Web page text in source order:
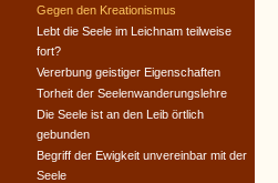
Gegen den Kreationismus
Lebt die Seele im Leichnam teilweise
fort?
Vererbung geistiger Eigenschaften
Torheit der Seelenwanderungslehre
Die Seele ist an den Leib örtlich
gebunden
Begriff der Ewigkeit unvereinbar mit der
Seele